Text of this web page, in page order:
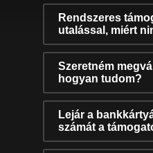
Rendszeres
utalással, miért
Szeretném
hogyan tudom?
Lejár a
számát a